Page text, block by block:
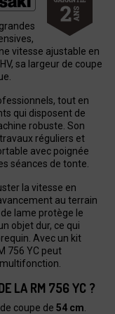
vitesse ajustable en
sa largeur de coupe
tout en
qui disposent de
robuste. Son
réguliers et
avec poignée
séances de tonte.
la vitesse en
au terrain
lame protège le
objet dur, ce qui
Avec un kit
756 YC peut
LA RM 756 YC ?
coupe de 54 cm